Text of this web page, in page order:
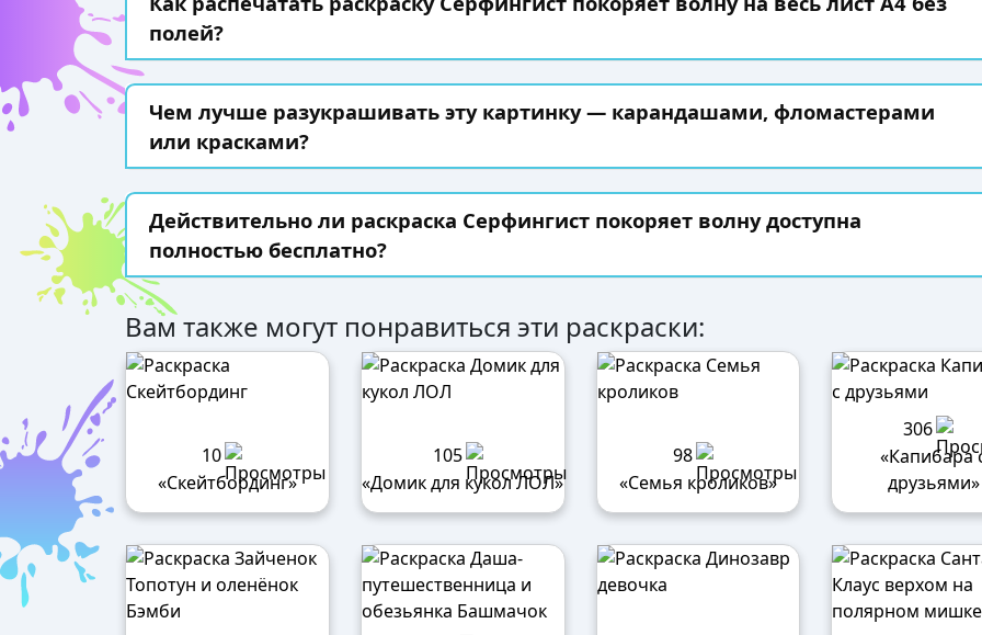
полей?
Чем лучше разукрашивать эту картинку — карандашами, фломастерами
или красками?
Действительно ли раскраска Серфингист покоряет волну доступна
полностью бесплатно?
Вам также могут понравиться эти раскраски:
10
«Скейтбординг»
105
«Домик для кукол ЛОЛ»
98
«Семья кроликов»
306
«Капибара
друзьями»